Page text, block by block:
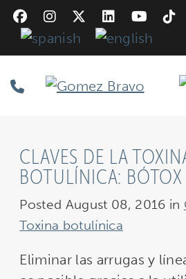
Skip
main
content
Phone
CLAVES DE LA
BOTULÍNICA: BÓTOX
Posted August 08, 2016 in
Toxina botulínica
Eliminar las arrugas y